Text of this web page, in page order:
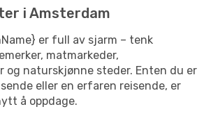
i Amsterdam
er full av sjarm – tenk
matmarkeder,
og naturskjønne steder. Enten du er
eller en erfaren reisende, er
å oppdage.